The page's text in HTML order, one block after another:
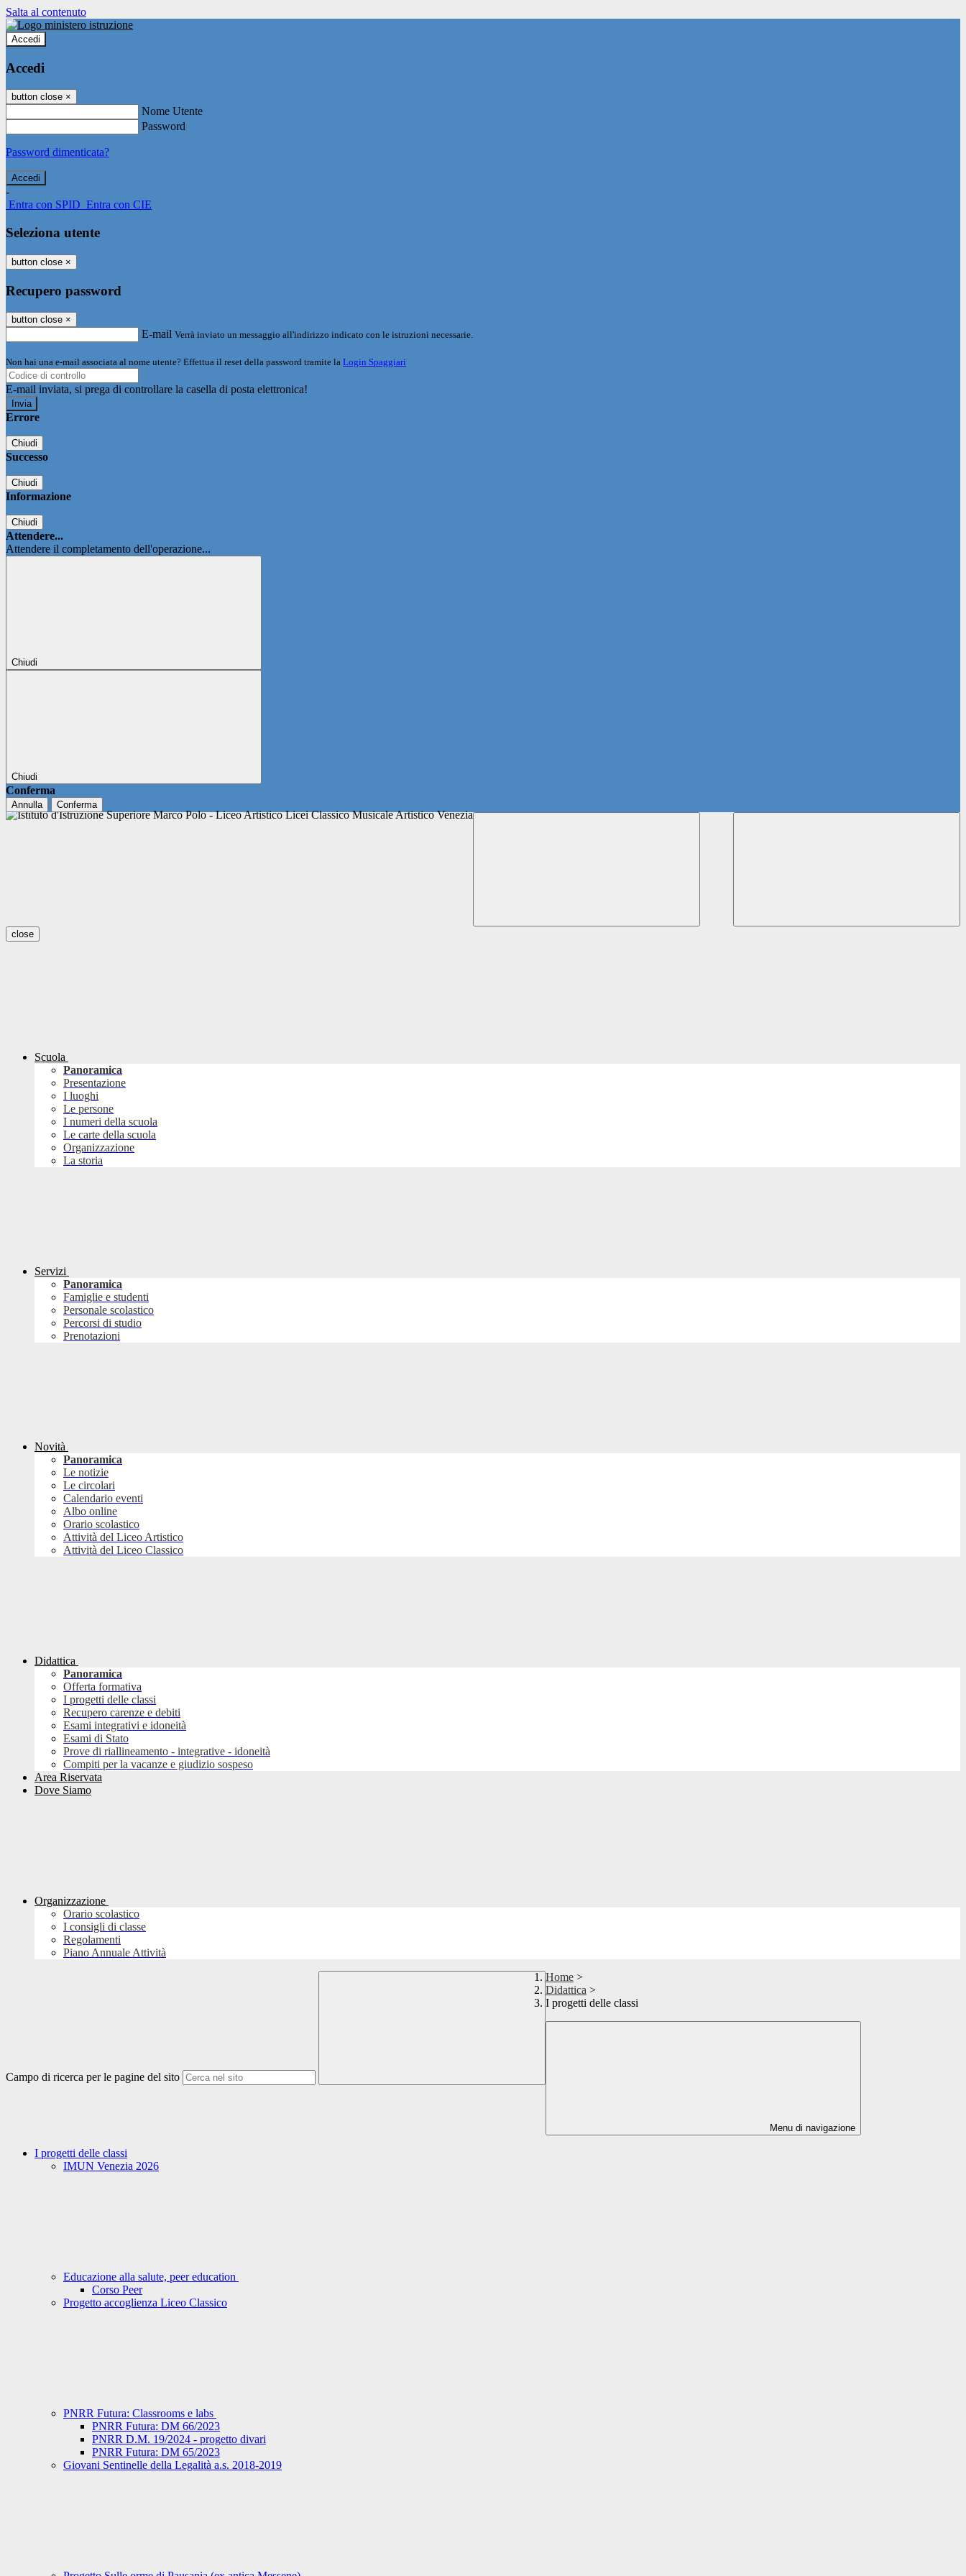
Salta al contenuto
Accedi
Accedi
button close ×
Nome Utente
Password
Password dimenticata?
-
Entra con SPID Entra con CIE
Seleziona utente
button close ×
Recupero password
button close ×
E-mail Verrà inviato un messaggio all'indirizzo indicato con le istruzioni necessarie.
Non hai una e-mail associata al nome utente? Effettua il reset della password tramite la Login Spaggiari
E-mail inviata, si prega di controllare la casella di posta elettronica!
Errore
Chiudi
Successo
Chiudi
Informazione
Chiudi
Attendere...
Attendere il completamento dell'operazione...
Chiudi
Chiudi
Conferma
Annulla Conferma
close
Scuola
Panoramica
Presentazione
I luoghi
Le persone
I numeri della scuola
Le carte della scuola
Organizzazione
La storia
Servizi
Panoramica
Famiglie e studenti
Personale scolastico
Percorsi di studio
Prenotazioni
Novità
Panoramica
Le notizie
Le circolari
Calendario eventi
Albo online
Orario scolastico
Attività del Liceo Artistico
Attività del Liceo Classico
Didattica
Panoramica
Offerta formativa
I progetti delle classi
Recupero carenze e debiti
Esami integrativi e idoneità
Esami di Stato
Prove di riallineamento - integrative - idoneità
Compiti per la vacanze e giudizio sospeso
Area Riservata
Dove Siamo
Organizzazione
Orario scolastico
I consigli di classe
Regolamenti
Piano Annuale Attività
Campo di ricerca per le pagine del sito
Home >
Didattica >
I progetti delle classi
Menu di navigazione
I progetti delle classi
IMUN Venezia 2026
Educazione alla salute, peer education
Corso Peer
Progetto accoglienza Liceo Classico
PNRR Futura: Classrooms e labs
PNRR Futura: DM 66/2023
PNRR D.M. 19/2024 - progetto divari
PNRR Futura: DM 65/2023
Giovani Sentinelle della Legalità a.s. 2018-2019